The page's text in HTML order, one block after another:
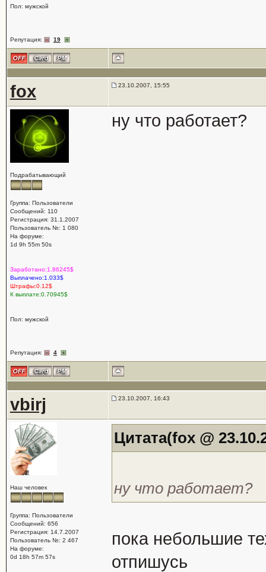
Пол: мужской
Репутация: 19
fox 23.10.2007, 15:55
Подрабатывающий
Группа: Пользователи
Сообщений: 110
Регистрация: 31.1.2007
Пользователь №: 1 080
На форуме:
1d 9h 55m 50s
Заработано:1.86245$
Выплачено:1.033$
Штрафы:0.12$
К выплате:0.70945$
Пол: мужской
Репутация: 4
ну что работает?
vbirj 23.10.2007, 16:43
Наш человек
Группа: Пользователи
Сообщений: 656
Регистрация: 14.7.2007
Пользователь №: 2 467
На форуме:
0d 18h 57m 57s
Цитата(fox @
ну что работает?
пока небольшие
отпишусь